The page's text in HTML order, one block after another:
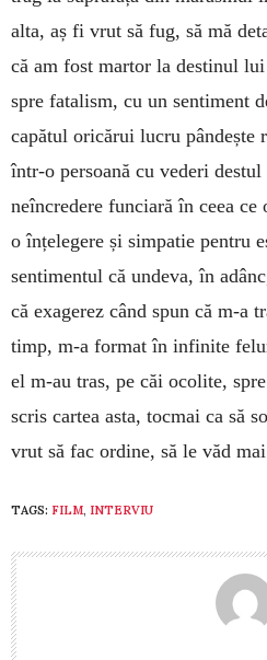
alta, aș fi vrut să fug, să mă
că am fost martor la destinul
spre fatalism, cu un sentiment
capătul oricărui lucru pândește
într-o persoană cu vederi
neîncredere funciară în ceea ce
o înțelegere și simpatie pentru
sentimentul că undeva, în
că exagerez când spun că m-a
timp, m-a format în infinite
el m-au tras, pe căi ocolite,
scris cartea asta, tocmai ca să
vrut să fac ordine, să le văd
TAGS: FILM, INTERVIU